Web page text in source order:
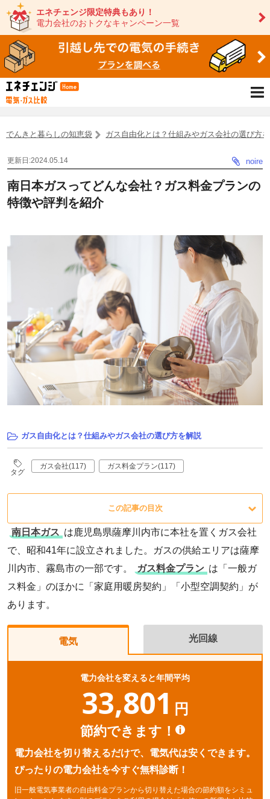
エネチェンジ限定特典もあり！
電力会社のおトクなキャンペーン一覧
でんきと暮らしの知恵袋 ガス自由化とは？仕組みやガス会社の選び方
更新日:2024.05.14 noire
南日本ガスってどんな会社？ガス料金プランの
特徴や評判を紹介
ガス自由化とは？仕組みやガス会社の選び方を解説
タグ
ガス会社(117) ガス料金プラン(117)
この記事の目次
南日本ガス は鹿児島県薩摩川内市に本社を置くガス会社
で、昭和41年に設立されました。ガスの供給エリアは薩摩
川内市、霧島市の一部です。
ガス料金プラン は「一般ガ
ス料金」のほかに「家庭用暖房契約」「小型空調契約」が
あります。
電気
電力会社を変えると年間平均
33,801 円
節約できます！
電力会社を切り替えるだけで、電気代は安くできます。
ぴったりの電力会社を今すぐ無料診断！
旧一般電気事業者の自由料金プランから切り替えた場合の節約額をシミュ
光回線